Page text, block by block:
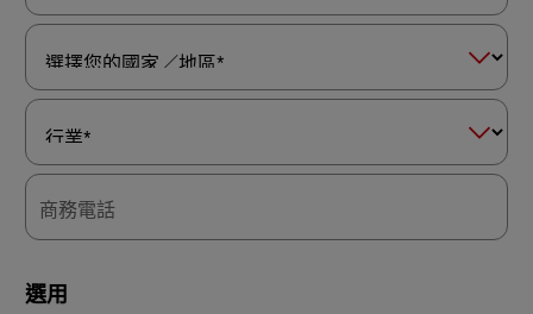
的
職
務選
的
工
作
*
擇
國
家
／
*
業
商務電話
選用